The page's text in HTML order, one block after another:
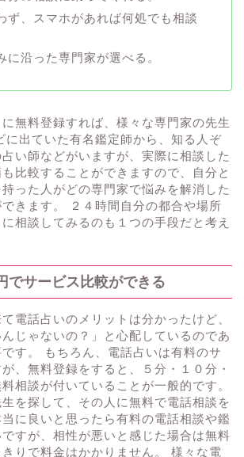
ず、スマホがあれば何処でも相談
に沿った専門家が選べる。
無料登録すれば、様々な専門家の先生
に出ていた有名鑑定師から、知る人ぞ
い師などがいますが、実際に相談した
比較することができますので、自分と
った人がどの専門家で悩みを解消した
きます。 ２４時間自分の都合や場所
相談してみるのも１つの手段だと考え
でサービス比較ができる
電話占いのメリットは分かったけど、
んじゃないの？」と心配しているのであ
す。 もちろん、電話占いは有料のサ
、無料登録をすると、５分・１０分・
相談が付いていることが一般的です。
を探して、その人に無料で電話相談を
に良いと思ったら有料の電話相談や鑑
すが、相性が悪いと感じた場合は無料
りで料金はかかりません。 様々な電